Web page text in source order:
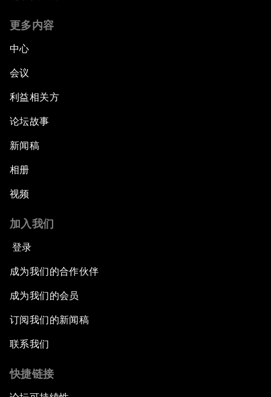
更多内容
中心
会议
利益相关方
论坛故事
新闻稿
相册
视频
加入我们
登录
成为我们的合作伙伴
成为我们的会员
订阅我们的新闻稿
联系我们
快捷链接